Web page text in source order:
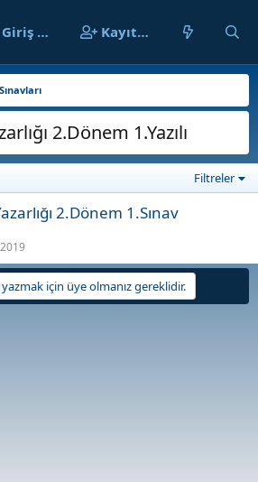
Giriş yap Kayıt ol
2.Dönem 1.Yazılı
Filtreler
2.Dönem 1.Sınav
için üye olmanız gereklidir.